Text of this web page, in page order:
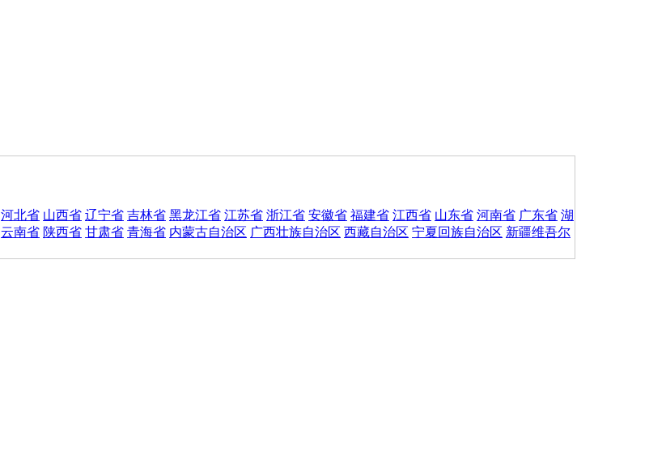
河北省 山西省 辽宁省 吉林省 黑龙江省 江苏省 浙江省 安徽省 福建省 江西省 山东省 河南省 广东省 湖
云南省 陕西省 甘肃省 青海省 内蒙古自治区 广西壮族自治区 西藏自治区 宁夏回族自治区 新疆维吾尔